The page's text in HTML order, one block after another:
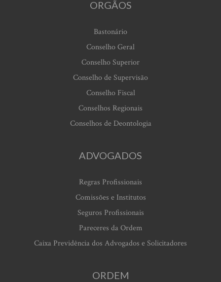
ORGÃOS
Bastonário
Conselho Geral
Conselho Superior
Conselho de Supervisão
Conselho Fiscal
Conselhos Regionais
Conselhos de Deontologia
ADVOGADOS
Regras Profissionais
Comissões e Institutos
Seguros Profissionais
Pareceres da Ordem
Caixa Previdência dos Advogados e Solicitadores
ORDEM